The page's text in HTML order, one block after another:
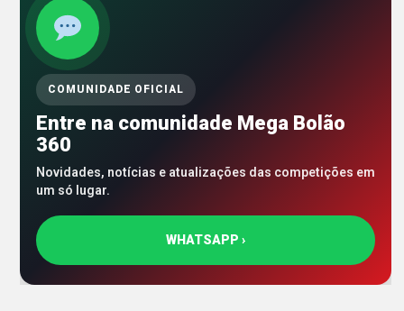
COMUNIDADE OFICIAL
Entre na comunidade Mega Bolão
360
Novidades, notícias e atualizações das competições em
um só lugar.
WHATSAPP ›